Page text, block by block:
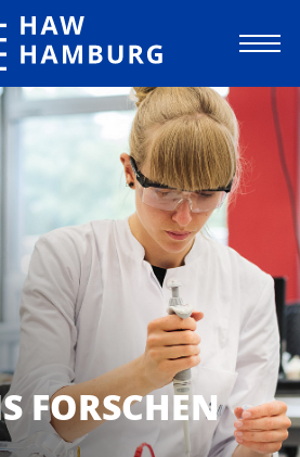
für Angewandte
FORSCHEN